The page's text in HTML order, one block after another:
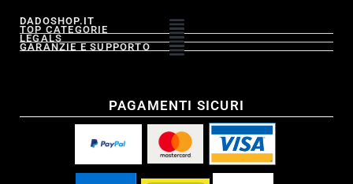
DADOSHOP.IT
TOP CATEGORIE
LEGALS
GARANZIE E SUPPORTO
PAGAMENTI SICURI